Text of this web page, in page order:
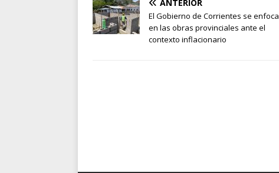
ANTERIOR
El Gobierno de Corrientes se enfoca
en las obras provinciales ante el
contexto inflacionario